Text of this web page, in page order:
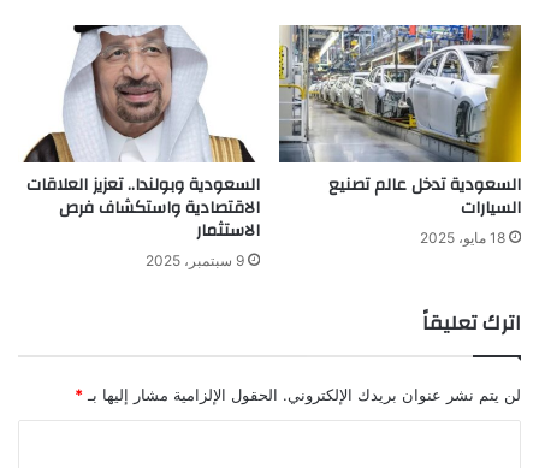
السعودية تدخل عالم تصنيع
السيارات
18 مايو، 2025
السعودية وبولندا.. تعزيز العلاقات
الاقتصادية واستكشاف فرص
الاستثمار
9 سبتمبر، 2025
اترك تعليقاً
لن يتم نشر عنوان بريدك الإلكتروني. الحقول الإلزامية مشار إليها بـ *